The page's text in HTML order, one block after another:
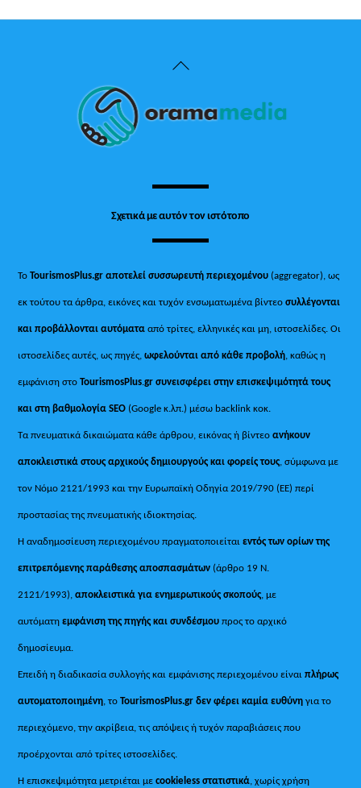
Back
Top
Σχετικά με αυτόν τον ιστότοπο
ΤοTourismosPlus.gr αποτελεί συσσωρευτή περιεχομένου (aggregator), ως
εκ τούτου τα άρθρα, εικόνες και τυχόν ενσωματωμένα βίντεοσυλλέγονται
και προβάλλονται αυτόματααπό τρίτες, ελληνικές και μη, ιστοσελίδες. Οι
ιστοσελίδες αυτές, ως πηγές,ωφελούνται από κάθε προβολή, καθώς η
εμφάνιση στοTourismosPlus.gr συνεισφέρει στην επισκεψιμότητά τους
και στη βαθμολογία SEO (Google κ.λπ.) μέσω backlink κοκ.
Τα πνευματικά δικαιώματα κάθε άρθρου, εικόνας ή βίντεοανήκουν
αποκλειστικά στους αρχικούς δημιουργούς και φορείς τους, σύμφωνα με
τον Νόμο 2121/1993 και την Ευρωπαϊκή Οδηγία 2019/790 (ΕΕ) περί
προστασίας της πνευματικής ιδιοκτησίας.
Η αναδημοσίευση περιεχομένου πραγματοποιείταιεντός των ορίων της
επιτρεπόμενης παράθεσης αποσπασμάτων (άρθρο 19 Ν.
2121/1993), αποκλειστικά για ενημερωτικούς σκοπούς, με
αυτόματηεμφάνιση της πηγής και συνδέσμου προς το αρχικό
δημοσίευμα.
Επειδή η διαδικασία συλλογής και εμφάνισης περιεχομένου είναιπλήρως
αυτοματοποιημένη, τοTourismosPlus.gr δεν φέρει καμία ευθύνη για το
περιεχόμενο, την ακρίβεια, τις απόψεις ή τυχόν παραβιάσεις που
προέρχονται από τρίτες ιστοσελίδες.
Η επισκεψιμότητα μετριέται μεcookieless στατιστικά, χωρίς χρήση